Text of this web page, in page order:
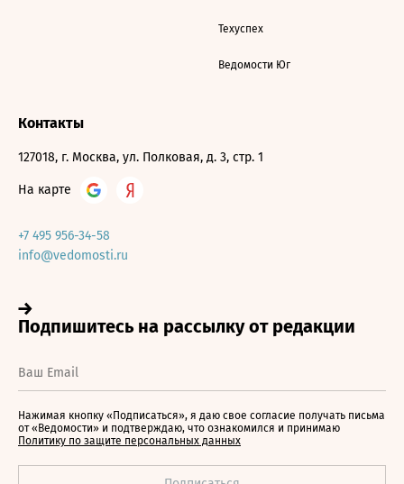
Техуспех
Ведомости Юг
Контакты
127018, г. Москва, ул. Полковая, д. 3, стр. 1
На карте
+7 495 956-34-58
info@vedomosti.ru
Нажимая кнопку «Подписаться», я даю свое согласие получать письма
от «Ведомости» и подтверждаю, что ознакомился и принимаю
Политику по защите персональных данных